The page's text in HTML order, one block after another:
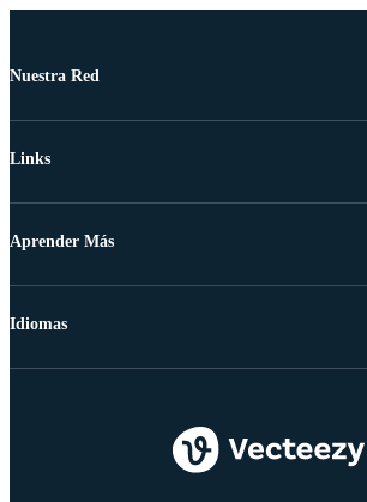
Nuestra Red
Links
Aprender Más
Idiomas